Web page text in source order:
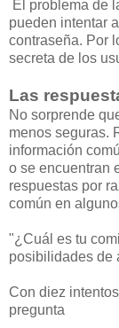
El problema de
pueden intentar
contraseña. Por
secreta de los
Las
No sorprende
menos seguras.
información
o se encuentran
respuestas por
común en
"¿Cuál es tu
posibilidades de
Con diez
pregunta